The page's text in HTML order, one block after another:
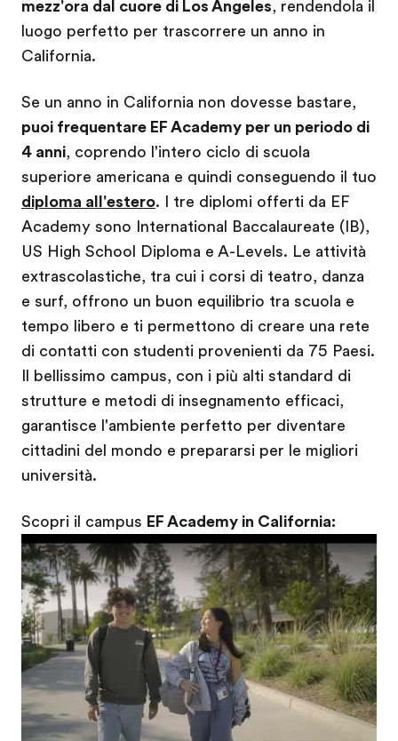
mezz'ora dal cuore di Los Angeles, rendendola il
luogo perfetto per trascorrere un anno in
California.
Se un anno in California non dovesse bastare,
puoi frequentare EF Academy per un periodo di
4 anni, coprendo l'intero ciclo di scuola
superiore americana e quindi conseguendo il tuo
diploma all'estero. I tre diplomi offerti da EF
Academy sono International Baccalaureate (IB),
US High School Diploma e A-Levels. Le attività
extrascolastiche, tra cui i corsi di teatro, danza
e surf, offrono un buon equilibrio tra scuola e
tempo libero e ti permettono di creare una rete
di contatti con studenti provenienti da 75 Paesi.
Il bellissimo campus, con i più alti standard di
strutture e metodi di insegnamento efficaci,
garantisce l'ambiente perfetto per diventare
cittadini del mondo e prepararsi per le migliori
università.
Scopri il campus EF Academy in California:
Play